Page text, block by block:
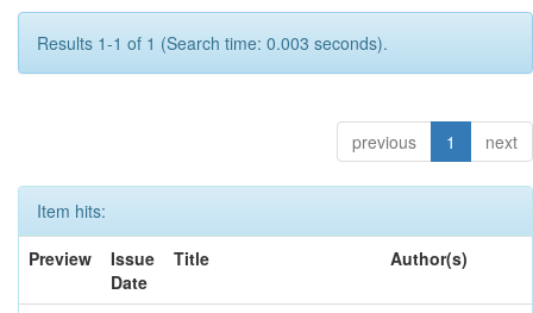
Results 1-1 of 1 (Search time: 0.003 seconds).
previous 1 next
Item hits:
Preview
Issue
Date
Title Author(s)